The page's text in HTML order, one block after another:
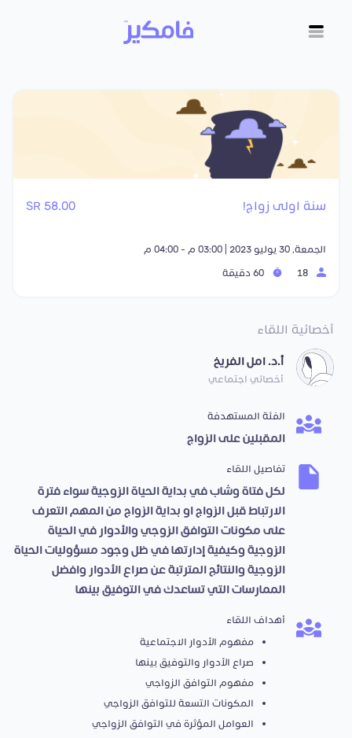
سنة اولى زواج! 58.00 SR
الجمعة, 30 يوليو 2023 | 03:00 م - 04:00 م
أخصائية اللقاء
أ.د. امل الفريخ
أخصائي اجتماعي
الفئة المستهدفة
المقبلين على الزواج
تفاصيل اللقاء
لكل فتاة وشاب في بداية الحياة الزوجية سواء فترة
الارتباط قبل الزواج او بداية الزواج من المهم التعرف
على مكونات التوافق الزوجي والأدوار في الحياة
الزوجية وكيفية إدارتها في ظل وجود مسؤوليات الحياة
الزوجية والنتائج المترتبة عن صراع الأدوار وافضل
الممارسات التي تساعدك في التوفيق بينها
أهداف اللقاء
مفهوم الأدوار الاجتماعية
صراع الأدوار والتوفيق بينها
مفهوم التوافق الزواجي
المكونات التسعة للتوافق الزواجي
العوامل المؤثرة في التوافق الزواجي